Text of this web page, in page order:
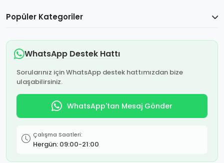
Popüler Kategoriler
WhatsApp Destek Hattı
Sorularınız için WhatsApp destek hattımızdan bize
ulaşabilirsiniz.
WhatsApp'tan Mesaj Gönder
Çalışma Saatleri:
Hergün: 09:00-21:00